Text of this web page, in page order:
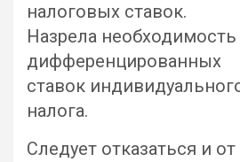
налоговых ставок.
Назрела
дифференцированных
ставок
налога.
Следует отказаться и